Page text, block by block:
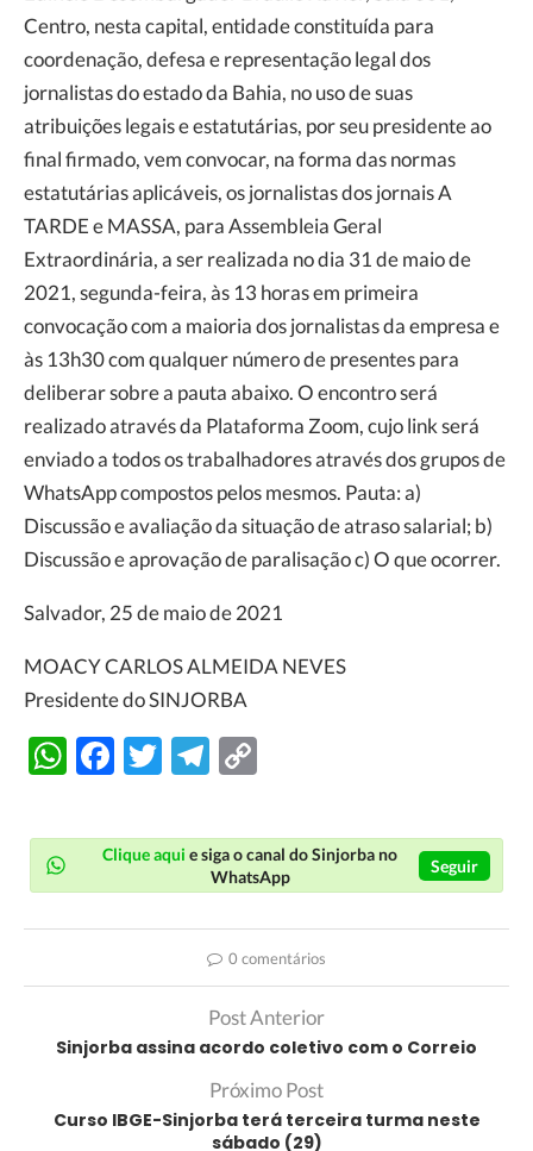
Centro, nesta capital, entidade constituída para
coordenação, defesa e representação legal dos
jornalistas do estado da Bahia, no uso de suas
atribuições legais e estatutárias, por seu presidente ao
final firmado, vem convocar, na forma das normas
estatutárias aplicáveis, os jornalistas dos jornais A
TARDE e MASSA, para Assembleia Geral
Extraordinária, a ser realizada no dia 31 de maio de
2021, segunda-feira, às 13 horas em primeira
convocação com a maioria dos jornalistas da empresa e
às 13h30 com qualquer número de presentes para
deliberar sobre a pauta abaixo. O encontro será
realizado através da Plataforma Zoom, cujo link será
enviado a todos os trabalhadores através dos grupos de
WhatsApp compostos pelos mesmos. Pauta: a)
Discussão e avaliação da situação de atraso salarial; b)
Discussão e aprovação de paralisação c) O que ocorrer.
Salvador, 25 de maio de 2021
MOACY CARLOS ALMEIDA NEVES
Presidente do SINJORBA
WhatsApp
Facebook
TwitterTelegram
Clique aqui e siga o canal do Sinjorba no
WhatsApp
Seguir
0 comentários
Post Anterior
Sinjorba assina acordo coletivo com o Correio
Próximo Post
Curso IBGE-Sinjorba terá terceira turma neste
sábado (29)